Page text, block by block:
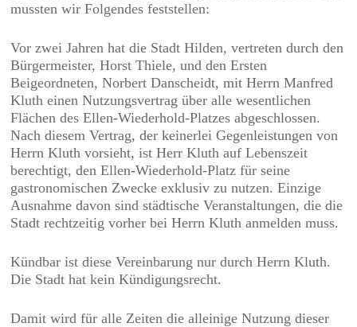
mussten wir Folgendes feststellen:
Vor zwei Jahren hat die Stadt Hilden, vertreten durch den
Bürgermeister, Horst Thiele, und den Ersten
Beigeordneten, Norbert Danscheidt, mit Herrn Manfred
Kluth einen Nutzungsvertrag über alle wesentlichen
Flächen des Ellen-Wiederhold-Platzes abgeschlossen.
Nach diesem Vertrag, der keinerlei Gegenleistungen von
Herrn Kluth vorsieht, ist Herr Kluth auf Lebenszeit
berechtigt, den Ellen-Wiederhold-Platz für seine
gastronomischen Zwecke exklusiv zu nutzen. Einzige
Ausnahme davon sind städtische Veranstaltungen, die die
Stadt rechtzeitig vorher bei Herrn Kluth anmelden muss.
Kündbar ist diese Vereinbarung nur durch Herrn Kluth.
Die Stadt hat kein Kündigungsrecht.
Damit wird für alle Zeiten die alleinige Nutzung dieser